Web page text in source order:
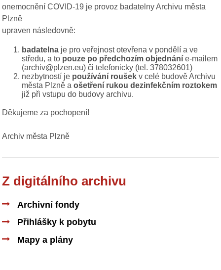
onemocnění COVID-19 je provoz badatelny Archivu města
Plzně
upraven následovně:
badatelna je pro veřejnost otevřena v pondělí a ve
středu, a to pouze po předchozím objednáníe-mailem
(archiv@plzen.eu) či telefonicky (tel. 378032601)
nezbytností je používání roušekv celé budově Archivu
města Plzně aošetření rukou dezinfekčním roztokem
již při vstupu do budovy archivu.
Děkujeme za pochopení!
Archiv města Plzně
Z digitálního archivu
Archivní fondy
Přihlášky k pobytu
Mapy a plány